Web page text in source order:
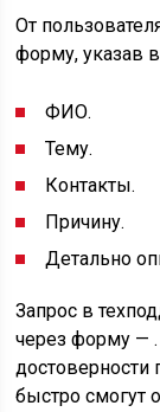
От
форму, указав
ФИО.
Тему.
Контакты.
Причину.
Детально
Запрос в
через форму — .
достоверности
быстро смогут